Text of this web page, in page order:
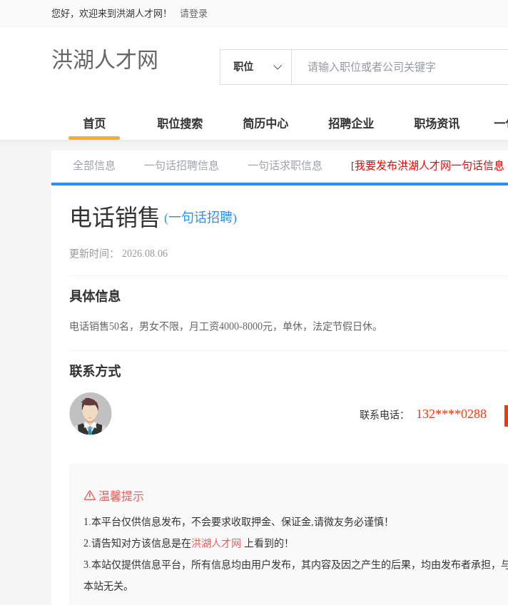
您好，欢迎来到洪湖人才网！ 请登录
洪湖人才网 职位
首页 职位搜索 简历中心 招聘企业 职场资讯 一
全部信息 一句话招聘信息 一句话求职信息 [我要发布洪湖人才网一句话信息
电话销售 (一句话招聘)
更新时间： 2026.08.06
具体信息
电话销售50名，男女不限，月工资4000-8000元，单休，法定节假日休。
联系方式
联系电话： 132****0288
温馨提示
1.本平台仅供信息发布，不会要求收取押金、保证金,请微友务必谨慎！
2.请告知对方该信息是在洪湖人才网
上看到的！
3.本站仅提供信息平台，所有信息均由用户发布，其内容及因之产生的后果，均由发布者承担，
本站无关。